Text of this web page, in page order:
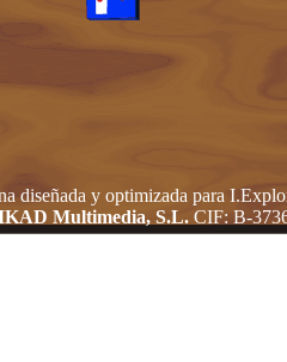
diseñada y optimizada para
Multimedia, S.L. CIF: B-